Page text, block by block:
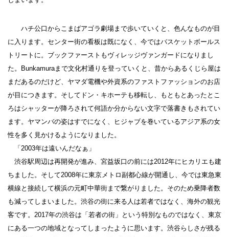
ハチ公口からこまばアゴラ劇場まで歩いていくと、色んなものが目
に入ります。センター街の看板は既になく、今ではバスケットボールス
トリートに。ブックファーストもヴィレッジヴァンガードになりまし
た。Bunkamuraまで文化村通りを登っていくと、昔からあるくじら屋は
まだあるのだけど、ヤマダ電機や外資系のファストファッションのお店
が目につきます。そしてドン・キホーテも移転し、もともとあったとこ
ろはシャッターが降ろされて何語か分からない文字で落書きもされてい
ます。ヤマンバの姿はすでになく、ヒジャブを巻いているアジア系の女
性を多く見かけるようになりました。
「2003年は遠いんだなぁ」
渋谷駅周辺は再開発が進み、宮益坂口の前には2012年にヒカリエも建
ちました。そして2008年に東京メトロ副都心線が開通し、今では東急東
横線と接続して横浜の元町中華街まで繋がりました。そのため乗降者数
も減ってしまいました。渋谷の街に来る人は若者ではなく、海外の観光
客です。2017年の渋谷は「若者の街」という特別なものではなく、東京
にある一つの地域となってしまったように思います。渋谷らしさが残る